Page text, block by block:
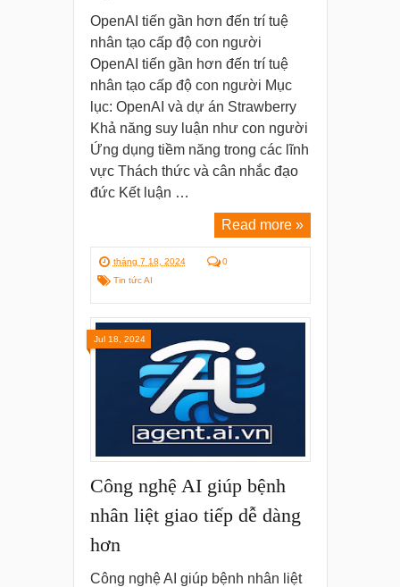
OpenAI tiến gần hơn đến trí tuệ
nhân tạo cấp độ con người
OpenAI tiến gần hơn đến trí tuệ
nhân tạo cấp độ con người Mục
lục: OpenAI và dự án Strawberry
Khả năng suy luận như con người
Ứng dụng tiềm năng trong các lĩnh
vực Thách thức và cân nhắc đạo
đức Kết luận …
Read more »
tháng 7 18, 2024
0
Tin tức AI
Công nghệ AI giúp bệnh
nhân liệt giao tiếp dễ dàng
hơn
Công nghệ AI giúp bệnh nhân liệt
Jul 18, 2024